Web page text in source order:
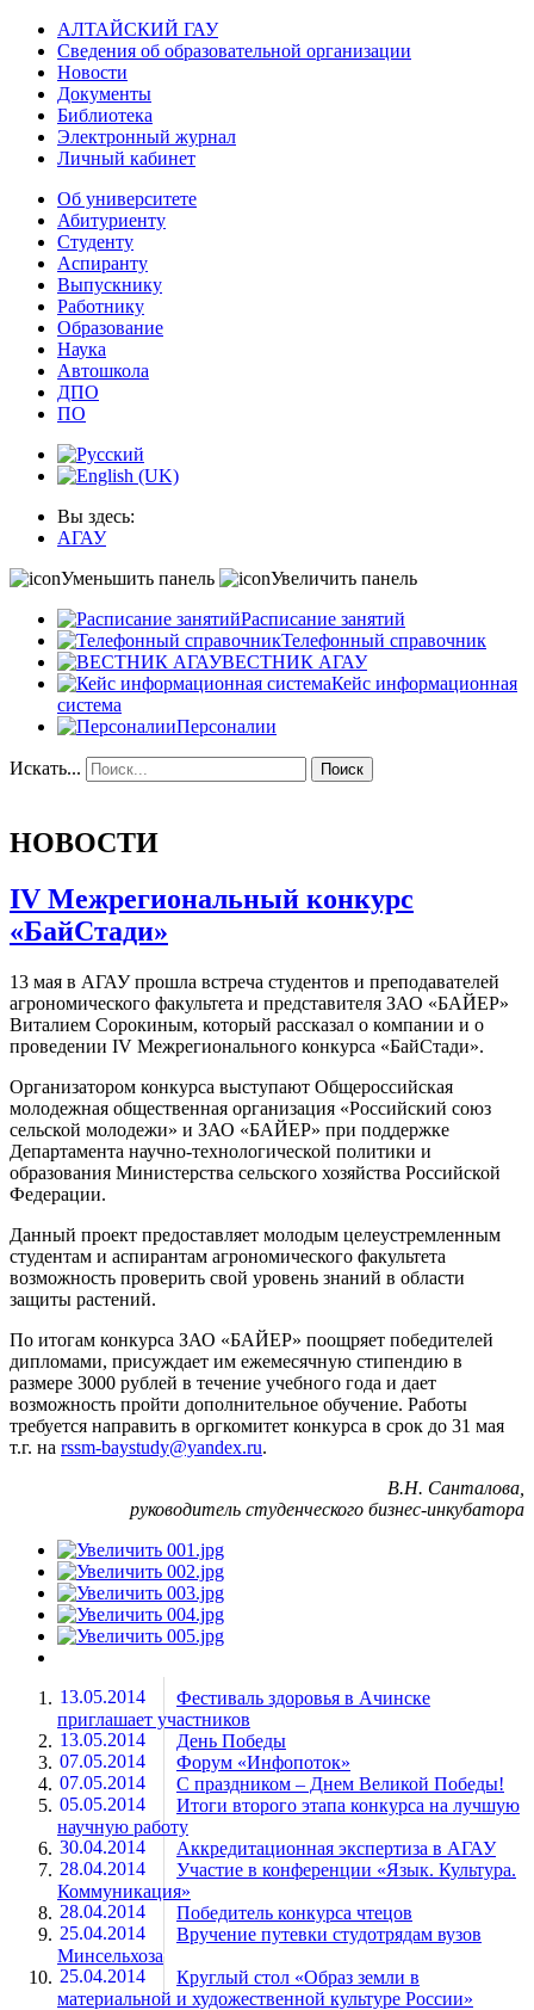
АЛТАЙСКИЙ ГАУ
Сведения об образовательной организации
Новости
Документы
Библиотека
Электронный журнал
Личный кабинет
Об университете
Абитуриенту
Студенту
Аспиранту
Выпускнику
Работнику
Образование
Наука
Автошкола
ДПО
ПО
Вы здесь:
АГАУ
Уменьшить панель
Увеличить панель
Расписание занятий
Телефонный справочник
ВЕСТНИК АГАУ
Кейс информационная
система
Персоналии
Искать... Поиск
НОВОСТИ
IV Межрегиональный конкурс
«БайСтади»
13 мая в АГАУ прошла встреча студентов и преподавателей
агрономического факультета и представителя ЗАО «БАЙЕР»
Виталием Сорокиным, который рассказал о компании и о
проведении IV Межрегионального конкурса «БайСтади».
Организатором конкурса выступают Общероссийская
молодежная общественная организация «Российский союз
сельской молодежи» и ЗАО «БАЙЕР» при поддержке
Департамента научно-технологической политики и
образования Министерства сельского хозяйства Российской
Федерации.
Данный проект предоставляет молодым целеустремленным
студентам и аспирантам агрономического факультета
возможность проверить свой уровень знаний в области
защиты растений.
По итогам конкурса ЗАО «БАЙЕР» поощряет победителей
дипломами, присуждает им ежемесячную стипендию в
размере 3000 рублей в течение учебного года и дает
возможность пройти дополнительное обучение. Работы
требуется направить в оргкомитет конкурса в срок до 31 мая
т.г. на rssm-baystudy@yandex.ru.
В.Н. Санталова,
руководитель студенческого бизнес-инкубатора
13.05.2014
Фестиваль здоровья в Ачинске
приглашает участников
13.05.2014
День Победы
07.05.2014
Форум «Инфопоток»
07.05.2014
С праздником – Днем Великой Победы!
05.05.2014
Итоги второго этапа конкурса на лучшую
научную работу
30.04.2014
Аккредитационная экспертиза в АГАУ
28.04.2014
Участие в конференции «Язык. Культура.
Коммуникация»
28.04.2014
Победитель конкурса чтецов
25.04.2014
Вручение путевки студотрядам вузов
Минсельхоза
25.04.2014
Круглый стол «Образ земли в
материальной и художественной культуре России»